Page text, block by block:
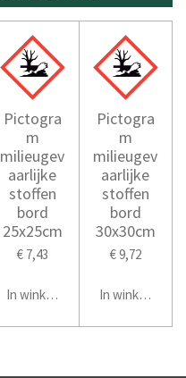
Pictogra
m
milieugev
aarlijke
stoffen
bord
25x25cm
€ 7,43
In winkelwagen
Pictogra
m
milieugev
aarlijke
stoffen
bord
30x30cm
€ 9,72
In winkelwagen